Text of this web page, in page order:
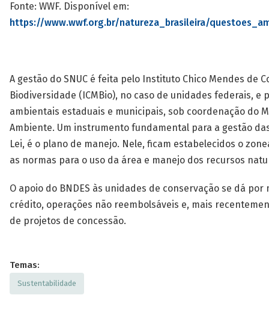
Fonte: WWF. Disponível em:
https://www.wwf.org.br/natureza_brasileira/
A gestão do SNUC é feita pelo Instituto Chico Mendes de
Biodiversidade (ICMBio), no caso de unidades federais, e
ambientais estaduais e municipais, sob coordenação do
Ambiente. Um instrumento fundamental para a gestão
Lei, é o plano de manejo. Nele, ficam estabelecidos o
as normas para o uso da área e manejo dos recursos
O apoio do BNDES às unidades de conservação se dá por
crédito, operações não reembolsáveis e, mais
de projetos de concessão.
Temas:
Sustentabilidade